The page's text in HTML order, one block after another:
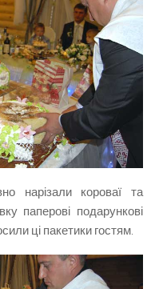
нарізали короваї та
паперові подарункові
ці пакетики гостям.